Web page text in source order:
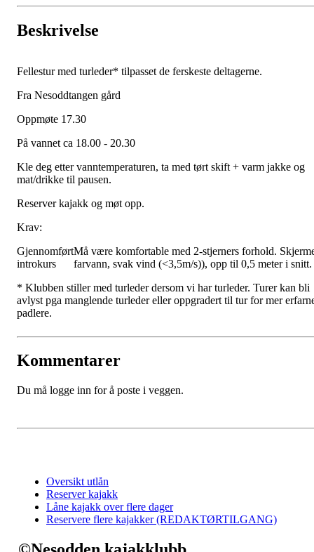
Beskrivelse
Fellestur med turleder* tilpasset de ferskeste deltagerne.
Fra Nesoddtangen gård
Oppmøte 17.30
På vannet ca 18.00 - 20.30
Kle deg etter vanntemperaturen, ta med tørt skift + varm jakke og
mat/drikke til pausen.
Reserver kajakk og møt opp.
Krav:
Gjennomført
introkurs
Må være komfortable med 2-stjerners forhold.
farvann, svak vind (<3,5m/s)), opp til 0,5 meter i snitt.
* Klubben stiller med turleder dersom vi har turleder. Turer kan bli
avlyst pga manglende turleder eller oppgradert til tur for mer
padlere.
Kommentarer
Du må logge inn for å poste i veggen.
Oversikt utlån
Reserver kajakk
Låne kajakk over flere dager
Reservere flere kajakker (REDAKTØRTILGANG)